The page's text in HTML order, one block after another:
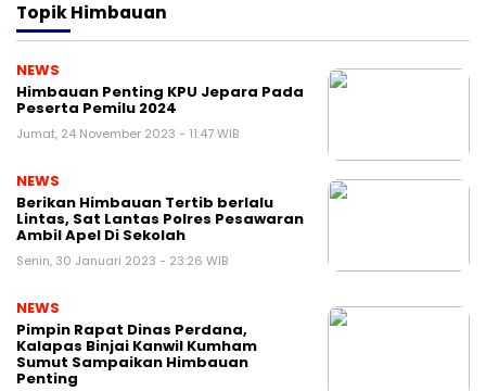
TopikHimbauan
NEWS
Himbauan Penting KPU Jepara Pada
Peserta Pemilu 2024
Jumat, 24 November 2023 - 11:47 WIB
NEWS
Berikan Himbauan Tertib berlalu
Lintas, Sat Lantas Polres Pesawaran
Ambil Apel Di Sekolah
Senin, 30 Januari 2023 - 23:26 WIB
NEWS
Pimpin Rapat Dinas Perdana,
Kalapas Binjai Kanwil Kumham
Sumut Sampaikan Himbauan
Penting